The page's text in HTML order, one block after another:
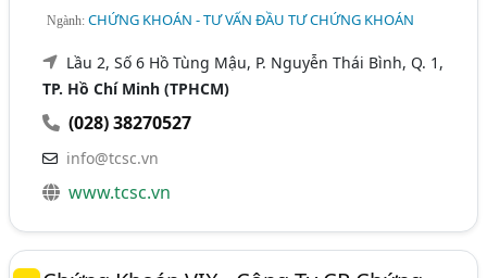
Ngành:CHỨNG KHOÁN - TƯ VẤN ĐẦU TƯ CHỨNG KHOÁN
Lầu 2, Số 6 Hồ Tùng Mậu, P. Nguyễn Thái Bình, Q. 1,
TP. Hồ Chí Minh (TPHCM)
(028) 38270527
info@tcsc.vn
www.tcsc.vn